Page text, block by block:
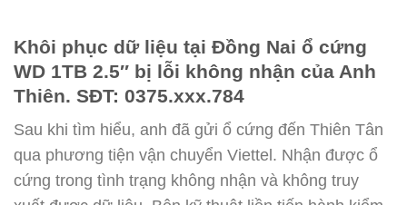
Khôi phục dữ liệu tại Đồng Nai ổ cứng
WD 1TB 2.5″ bị lỗi không nhận của Anh
Thiên. SĐT: 0375.xxx.784
Sau khi tìm hiểu, anh đã gửi ổ cứng đến Thiên Tân
qua phương tiện vận chuyển Viettel. Nhận được ổ
cứng trong tình trạng không nhận và không truy